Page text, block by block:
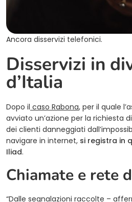
Ancora disservizi telefonici.
Disservizi in
d’Italia
Dopo il caso Rabona(opens in a new
, per il quale
avviato un’azione per la richiesta
dei clienti danneggiati
navigare in internet, si registra in
Iliad.
Chiamate e rete
“Dalle segnalazioni raccolte –